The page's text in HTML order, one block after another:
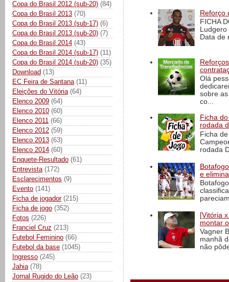
Copa do Brasil 2012 (sub-20) (84)
Copa do Brasil 2013 (70)
Copa do Brasil 2013 (sub-17) (6)
Copa do Brasil 2013 (sub-20) (7)
Copa do Brasil 2014 (43)
Copa do Brasil 2014 (sub-17) (11)
Copa do Brasil 2014 (sub-20) (35)
Download (13)
EC Feira de Santana (11)
Eleições do Vitória (64)
Elenco 2009 (64)
Elenco 2010 (60)
Elenco 2011 (66)
Elenco 2012 (59)
Elenco 2013 (63)
Elenco 2014 (60)
Enquete-Resultado (61)
Entrevista (172)
Esclarecimentos (9)
Evento (141)
Ficha de jogador (215)
Ficha de jogo (352)
Fotos (226)
Franciel Cruz (213)
Futebol Feminino (66)
Futebol da base (1045)
Ingresso (245)
Jahia (78)
Jornal Rugido do Leão (23)
Reforço
FICHA
Data de
Olá
sobre
co...
Ficha
rodada
Ficha
rodada
e
[Vitória
montar
Vagner
manhã
não